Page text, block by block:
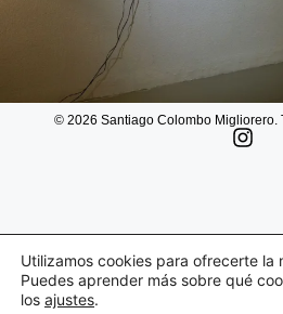
© 2026 Santiago Colombo Migliorero.
Utilizamos cookies para ofrecerte
Puedes aprender más sobre qué
los ajustes.